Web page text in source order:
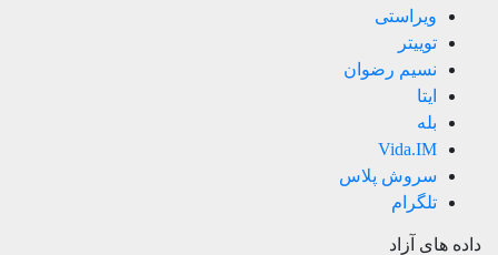
ویراستی
توییتر
نسیم رضوان
ایتا
بله
Vida.IM
سروش پلاس
تلگرام
داده های آزاد